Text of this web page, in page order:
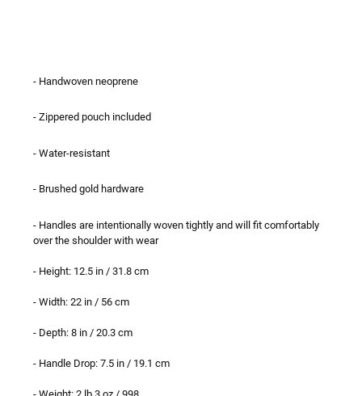
- Handwoven neoprene
- Zippered pouch included
- Water-resistant
- Brushed gold hardware
- Handles are intentionally woven tightly and will fit comfortably
over the shoulder with wear
- Height: 12.5 in / 31.8 cm
- Width: 22 in / 56 cm
- Depth: 8 in / 20.3 cm
- Handle Drop: 7.5 in / 19.1 cm